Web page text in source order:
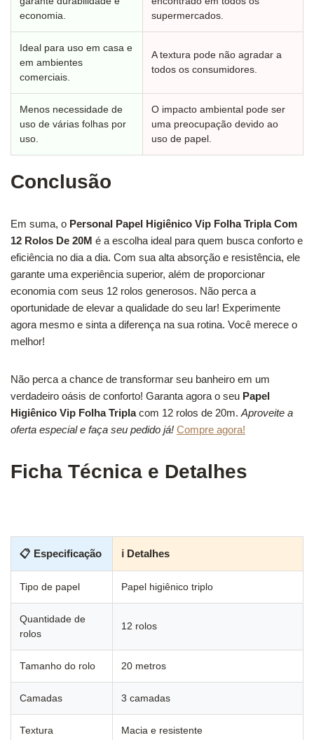
economia.
supermercados.
Ideal para uso em casa e
em ambientes
comerciais.
A textura pode não agradar a
todos os consumidores.
Menos necessidade de
uso de várias folhas por
uso.
O impacto ambiental pode ser
uma preocupação devido ao
uso de papel.
Conclusão
Em suma, o Personal Papel Higiênico Vip Folha Tripla Com
12 Rolos De 20M é a escolha ideal para quem busca conforto e
eficiência no dia a dia. Com sua alta absorção e resistência, ele
garante uma experiência superior, além de proporcionar
economia com seus 12 rolos generosos. Não perca a
oportunidade de elevar a qualidade do seu lar! Experimente
agora mesmo e sinta a diferença na sua rotina. Você merece o
melhor!
Não perca a chance de transformar seu banheiro em um
verdadeiro oásis de conforto! Garanta agora o seu Papel
Higiênico Vip Folha Triplacom 12 rolos de 20m. Aproveite a
oferta especial e faça seu pedido já! Compre agora!
Ficha Técnica e Detalhes
📋 Especificação ℹ Detalhes
Tipo de papel Papel higiênico triplo
Quantidade de
rolos
12 rolos
Tamanho do rolo 20 metros
Camadas 3 camadas
Textura Macia e resistente